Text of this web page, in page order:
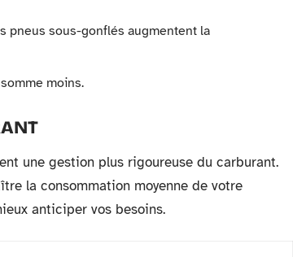
pneus sous-gonflés augmentent la
moins.
une gestion plus rigoureuse du carburant.
la consommation moyenne de votre
anticiper vos besoins.